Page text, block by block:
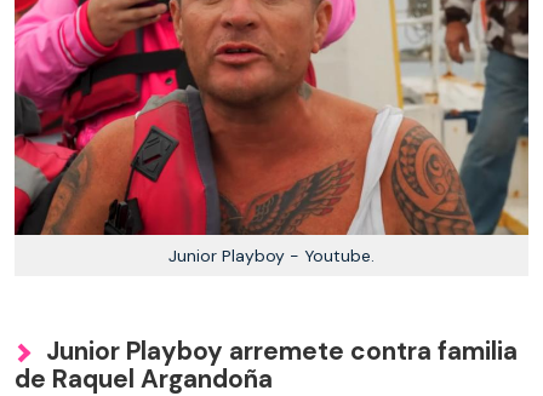
Junior Playboy - Youtube.
Junior Playboy arremete contra familia
de Raquel Argandoña